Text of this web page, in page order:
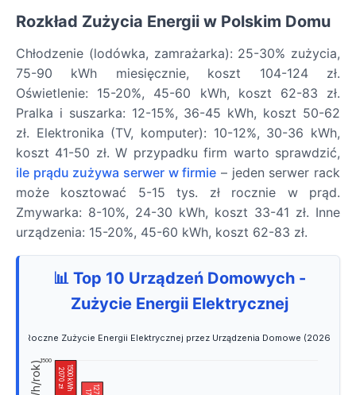
Rozkład Zużycia Energii w Polskim Domu
Chłodzenie (lodówka, zamrażarka): 25-30% zużycia,
75-90 kWh miesięcznie, koszt 104-124 zł.
Oświetlenie: 15-20%, 45-60 kWh, koszt 62-83 zł.
Pralka i suszarka: 12-15%, 36-45 kWh, koszt 50-62
zł. Elektronika (TV, komputer): 10-12%, 30-36 kWh,
koszt 41-50 zł. W przypadku firm warto sprawdzić,
ile prądu zużywa serwer w firmie – jeden serwer rack
może kosztować 5-15 tys. zł rocznie w prąd.
Zmywarka: 8-10%, 24-30 kWh, koszt 33-41 zł. Inne
urządzenia: 15-20%, 45-60 kWh, koszt 62-83 zł.
📊 Top 10 Urządzeń Domowych -
Zużycie Energii Elektrycznej
1500 kWh
2070 zł
1500
Roczne Zużycie Energii Elektrycznej przez Urządzenia Domowe (2026)